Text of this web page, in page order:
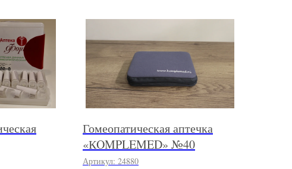
Гомеопатическая аптечка
«КOMPLEMED» №40
Артикул: 24880